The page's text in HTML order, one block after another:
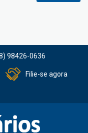
98426-0636
Filie-se agora